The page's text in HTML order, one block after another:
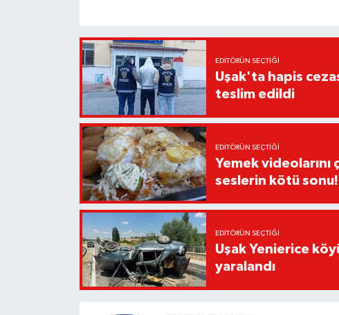
EDITÖRÜN SEÇTIĞI
Uşak'ta hapis
teslim edildi
EDITÖRÜN SEÇTIĞI
Yemek videolarını
seslerin kötü sonu!
EDITÖRÜN SEÇTIĞI
Uşak Yenierice
yaralandı